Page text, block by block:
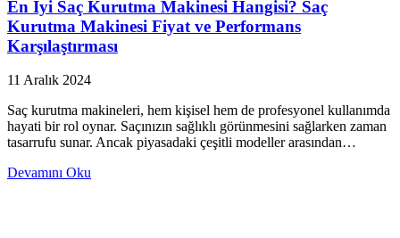
En İyi Saç Kurutma Makinesi Hangisi? Saç
Kurutma Makinesi Fiyat ve Performans
Karşılaştırması
11 Aralık 2024
Saç kurutma makineleri, hem kişisel hem de profesyonel kullanımda
hayati bir rol oynar. Saçınızın sağlıklı görünmesini sağlarken zaman
tasarrufu sunar. Ancak piyasadaki çeşitli modeller arasından…
Devamını Oku